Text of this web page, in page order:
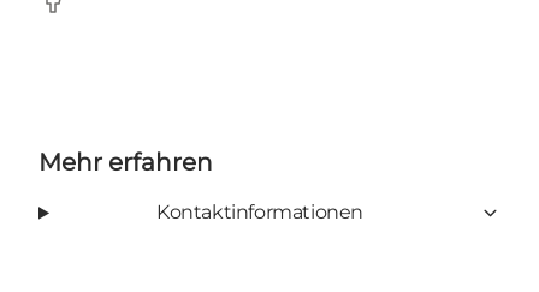
Facebook
Mehr erfahren
Kontaktinformationen